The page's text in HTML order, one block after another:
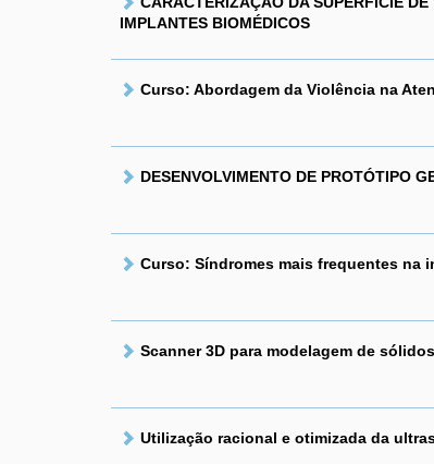
IMPLANTES BIOMÉDICOS
Curso: Abordagem da Violência na
DESENVOLVIMENTO DE PROTÓTIPO
Curso: Síndromes mais frequentes na
Scanner 3D para modelagem de sólidos
Utilização racional e otimizada da